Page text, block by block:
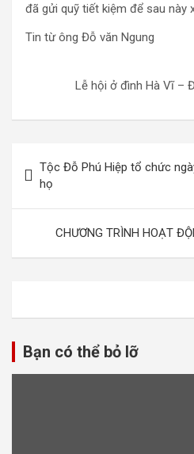
đã gửi quỹ tiết kiệm để sau này
Tin từ ông Đỗ văn Ngung
Lễ hội ở đình Hà Vĩ –
hướng
bài
Tộc Đỗ Phú Hiệp tổ chức
họ
CHƯƠNG TRÌNH HOẠT
Bạn có thể bỏ lỡ